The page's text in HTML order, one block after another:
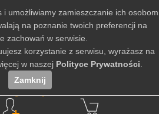
i umożliwiamy zamieszczanie ich osobom
na poznanie twoich preferencji na
zachowań w serwisie.
korzystanie z serwisu, wyrażasz na
w naszej Polityce Prywatności
Zamknij